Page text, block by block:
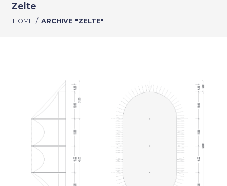
Zelte
HOME / ARCHIVE "ZELTE"